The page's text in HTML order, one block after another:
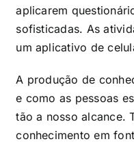
aplicarem
sofisticadas. As
um aplicativo de
A produção de
e como as pessoas
tão a nosso alcance.
conhecimento em